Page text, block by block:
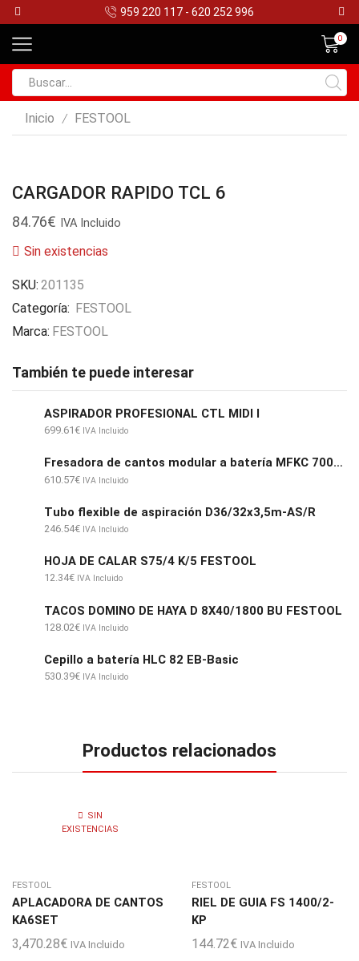
959 220 117 - 620 252 996
0
input
Inicio / FESTOOL
CARGADOR RAPIDO TCL 6
84.76€ IVA Incluido
Sin existencias
SKU: 201135
Categoría: FESTOOL
Marca: FESTOOL
También te puede interesar
ASPIRADOR PROFESIONAL CTL MIDI I
699.61€ IVA Incluido
Fresadora de cantos modular a batería MFKC 700 KA EB-Basic
610.57€ IVA Incluido
Tubo flexible de aspiración D36/32x3,5m-AS/R
246.54€ IVA Incluido
HOJA DE CALAR S75/4 K/5 FESTOOL
12.34€ IVA Incluido
TACOS DOMINO DE HAYA D 8X40/1800 BU FESTOOL
128.02€ IVA Incluido
Cepillo a batería HLC 82 EB-Basic
530.39€ IVA Incluido
Productos relacionados
SIN
EXISTENCIAS
FESTOOL
APLACADORA DE CANTOS
KA6SET
3,470.28€ IVA Incluido
FESTOOL
RIEL DE GUIA FS 1400/2-
KP
144.72€ IVA Incluido